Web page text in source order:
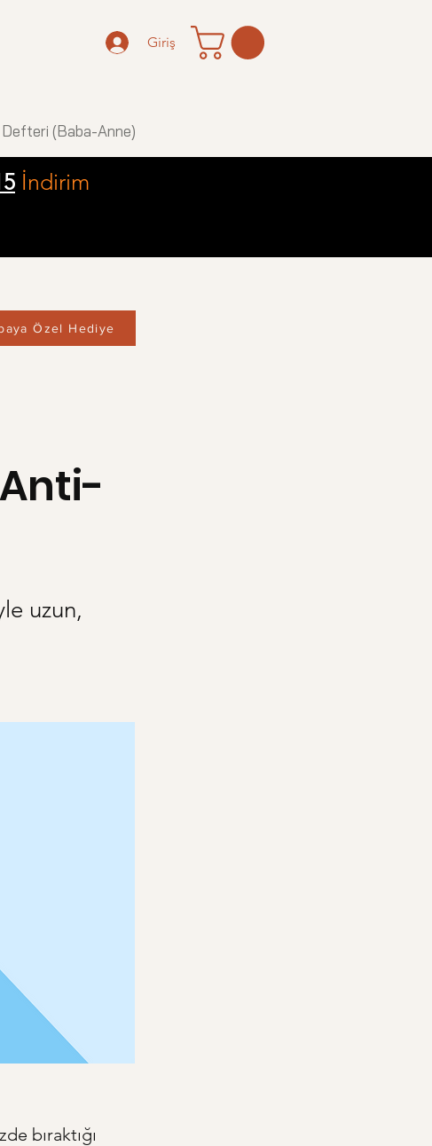
Giriş
Defteri (Baba-Anne)
İndirim
Özel Hediye
uzun,
bıraktığı